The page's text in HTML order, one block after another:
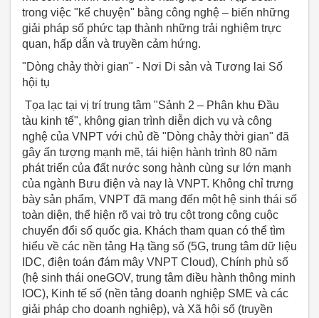
trong việc "kể chuyện" bằng công nghệ – biến những
giải pháp số phức tạp thành những trải nghiệm trực
quan, hấp dẫn và truyền cảm hứng.
"Dòng chảy thời gian" - Nơi Di sản và Tương lai Số
hội tụ
Tọa lạc tại vị trí trung tâm "Sảnh 2 – Phân khu Đầu
tàu kinh tế", không gian trình diễn dịch vụ và công
nghệ của VNPT với chủ đề "Dòng chảy thời gian" đã
gây ấn tượng mạnh mẽ, tái hiện hành trình 80 năm
phát triển của đất nước song hành cùng sự lớn mạnh
của ngành Bưu điện và nay là VNPT. Không chỉ trưng
bày sản phẩm, VNPT đã mang đến một hệ sinh thái số
toàn diện, thể hiện rõ vai trò trụ cột trong công cuộc
chuyển đổi số quốc gia. Khách tham quan có thể tìm
hiểu về các nền tảng Hạ tầng số (5G, trung tâm dữ liệu
IDC, điện toán đám mây VNPT Cloud), Chính phủ số
(hệ sinh thái oneGOV, trung tâm điều hành thông minh
IOC), Kinh tế số (nền tảng doanh nghiệp SME và các
giải pháp cho doanh nghiệp), và Xã hội số (truyền